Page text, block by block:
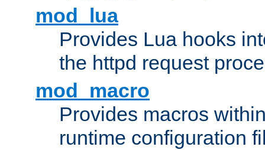
mod_lua
Provides Lua hooks
the httpd request
mod_macro
Provides macros
runtime configuration